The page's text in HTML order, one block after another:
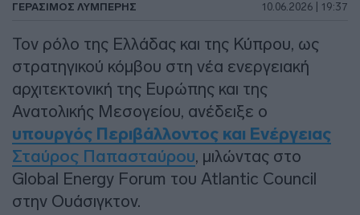
ΓΕΡΆΣΙΜΟΣ ΛΥΜΠΈΡΗΣ 10.06.2026 | 19:37
Τον ρόλο της Ελλάδας και της Κύπρου, ως
στρατηγικού κόμβου στη νέα ενεργειακή
αρχιτεκτονική της Ευρώπης και της
Ανατολικής Μεσογείου, ανέδειξε ο
υπουργός Περιβάλλοντος και Ενέργειας
Σταύρος Παπασταύρου, μιλώντας στο
Global Energy Forum του Atlantic Council
στην Ουάσιγκτον.